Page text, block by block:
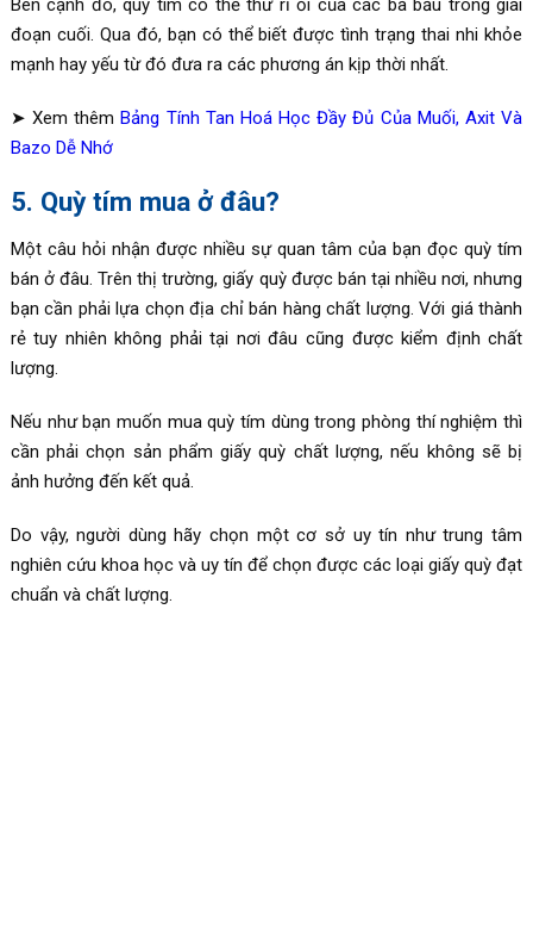
Bên cạnh đó, quỳ tím có thể thử rỉ ối của các bà bầu trong giai
đoạn cuối. Qua đó, bạn có thể biết được tình trạng thai nhi khỏe
mạnh hay yếu từ đó đưa ra các phương án kịp thời nhất.
➤ Xem thêmBảng Tính Tan Hoá Học Đầy Đủ Của Muối, Axit Và
Bazo Dễ Nhớ
5. Quỳ tím mua ở đâu?
Một câu hỏi nhận được nhiều sự quan tâm của bạn đọc quỳ tím
bán ở đâu. Trên thị trường, giấy quỳ được bán tại nhiều nơi, nhưng
bạn cần phải lựa chọn địa chỉ bán hàng chất lượng. Với giá thành
rẻ tuy nhiên không phải tại nơi đâu cũng được kiểm định chất
lượng.
Nếu như bạn muốn mua quỳ tím dùng trong phòng thí nghiệm thì
cần phải chọn sản phẩm giấy quỳ chất lượng, nếu không sẽ bị
ảnh hưởng đến kết quả.
Do vậy, người dùng hãy chọn một cơ sở uy tín như trung tâm
nghiên cứu khoa học và uy tín để chọn được các loại giấy quỳ đạt
chuẩn và chất lượng.